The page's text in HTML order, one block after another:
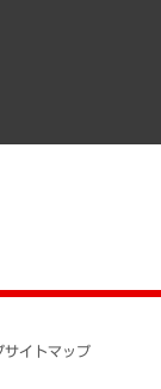
ティガイドライン
サイトマップ